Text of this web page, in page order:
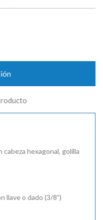
hexagonal, golilla
llave o dado (3/8”)